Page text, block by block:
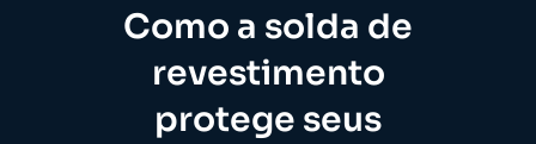
Como a solda de
revestimento
protege seus